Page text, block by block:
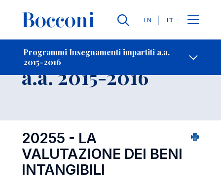
Lingue
EN IT
Programmi Insegnamenti impartiti a.a.
2015-2016
-
Insegnamento
a.a. 2015-2016
20255 - LA
VALUTAZIONE DEI BENI
INTANGIBILI